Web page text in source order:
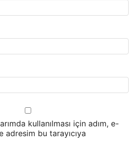
kullanılması için adım, e-
bu tarayıcıya